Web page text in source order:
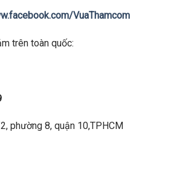
VuaThamcom
trên toàn quốc:
phường 8, quận 10,TPHCM